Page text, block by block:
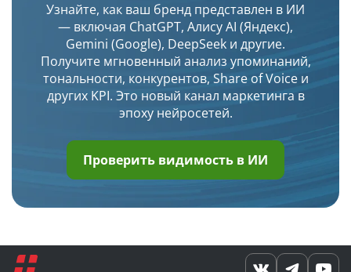
Узнайте, как ваш бренд представлен в ИИ
— включая ChatGPT, Алису AI (Яндекс),
Gemini (Google), DeepSeek и другие.
Получите мгновенный анализ упоминаний,
тональности, конкурентов, Share of Voice и
других KPI. Это новый канал маркетинга в
эпоху нейросетей.
Проверить видимость в ИИ